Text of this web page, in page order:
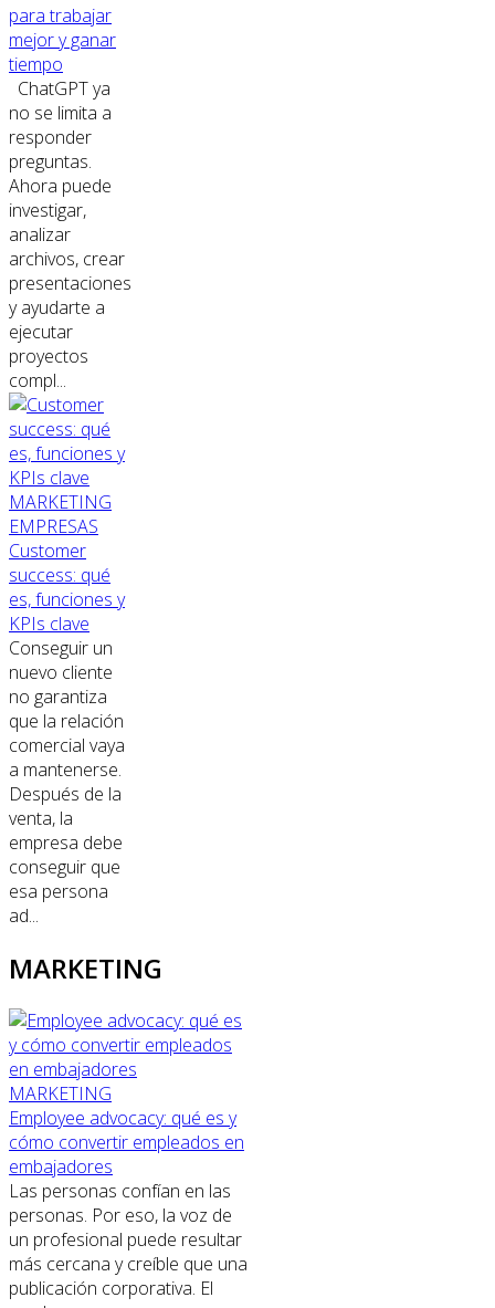
para trabajar
mejor y ganar
tiempo
ChatGPT ya
no se limita a
responder
preguntas.
Ahora puede
investigar,
analizar
archivos, crear
presentaciones
y ayudarte a
ejecutar
proyectos
compl...
MARKETING
EMPRESAS
Customer
success: qué
es, funciones y
KPIs clave
Conseguir un
nuevo cliente
no garantiza
que la relación
comercial vaya
a mantenerse.
Después de la
venta, la
empresa debe
conseguir que
esa persona
ad...
MARKETING
MARKETING
Employee advocacy: qué es y
cómo convertir empleados en
embajadores
Las personas confían en las
personas. Por eso, la voz de
un profesional puede resultar
más cercana y creíble que una
publicación corporativa. El